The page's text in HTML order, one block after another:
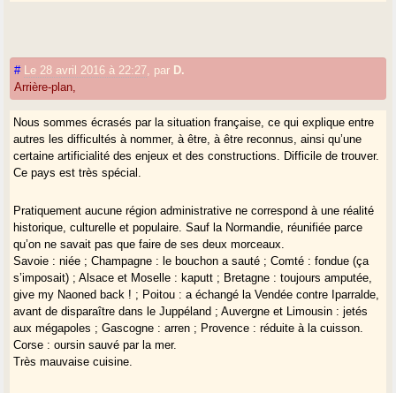
# Le 28 avril 2016 à 22:27 par D.
Arrière-plan,
Nous sommes écrasés par la situation française, ce qui explique entre
autres les difficultés à nommer, à être, à être reconnus, ainsi qu’une
certaine artificialité des enjeux et des constructions. Difficile de trouver.
Ce pays est très spécial.
Pratiquement aucune région administrative ne correspond à une réalité
historique, culturelle et populaire. Sauf la Normandie, réunifiée parce
qu’on ne savait pas que faire de ses deux morceaux.
Savoie : niée ; Champagne : le bouchon a sauté ; Comté : fondue (ça
s’imposait) ; Alsace et Moselle : kaputt ; Bretagne : toujours amputée,
give my Naoned back ! ; Poitou : a échangé la Vendée contre Iparralde,
avant de disparaître dans le Juppéland ; Auvergne et Limousin : jetés
aux mégapoles ; Gascogne : arren ; Provence : réduite à la cuisson.
Corse : oursin sauvé par la mer.
Très mauvaise cuisine.